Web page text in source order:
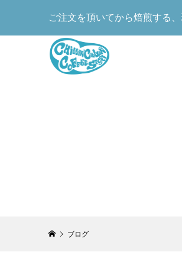
ご注文を頂いてから焙煎する
ブログ